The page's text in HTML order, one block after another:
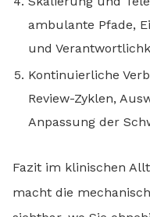
ambulante Pfade,
und
Kontinuierliche
Review-Zyklen,
Anpassung der
Fazit im klinischen
macht die